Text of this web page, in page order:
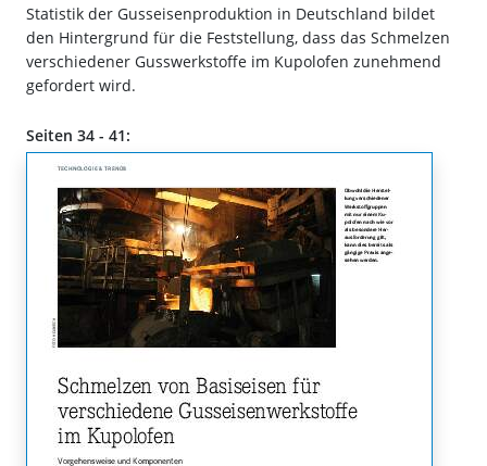
Statistik der Gusseisenproduktion in Deutschland bildet
den Hintergrund für die Feststellung, dass das Schmelzen
verschiedener Gusswerkstoffe im Kupolofen zunehmend
gefordert wird.
Seiten 34 - 41: